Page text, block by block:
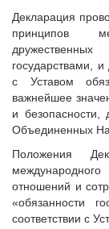
Декларация
принципов
государствами,
с Уставом
важнейшее
и безопасности,
Объединенных
Положения
отношений и
«обязанности
соответствии с